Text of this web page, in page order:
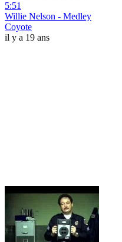
5:51
Willie Nelson - Medley
Coyote
il y a 19 ans